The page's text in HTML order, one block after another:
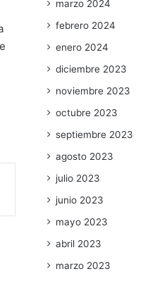
marzo 2024
febrero 2024
enero 2024
diciembre 2023
noviembre 2023
octubre 2023
septiembre 2023
agosto 2023
julio 2023
junio 2023
mayo 2023
abril 2023
marzo 2023